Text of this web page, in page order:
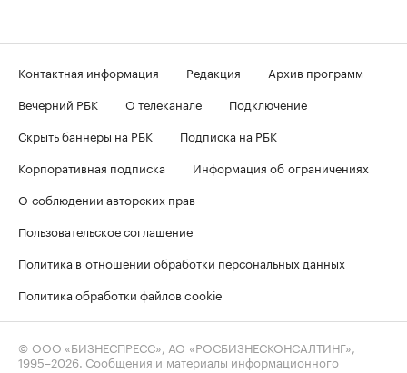
Контактная информация Редакция
Архив программ
Вечерний РБК
О телеканале
Подключение
Скрыть баннеры на РБК
Подписка на РБК
Корпоративная подписка
Информация об ограничениях
О соблюдении авторских прав
Пользовательское соглашение
Политика в отношении обработки персональных данных
Политика обработки файлов cookie
© ООО «БИЗНЕСПРЕСС», АО «РОСБИЗНЕСКОНСАЛТИНГ»,
1995–2026 . Сообщения и материалы информационного